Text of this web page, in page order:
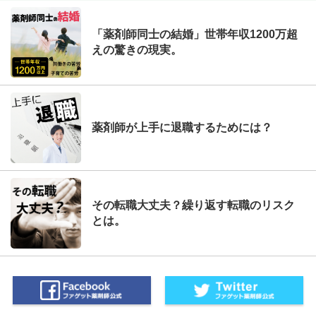
「薬剤師同士の結婚」世帯年収1200万超
えの驚きの現実。
薬剤師が上手に退職するためには？
その転職大丈夫？繰り返す転職のリスク
とは。